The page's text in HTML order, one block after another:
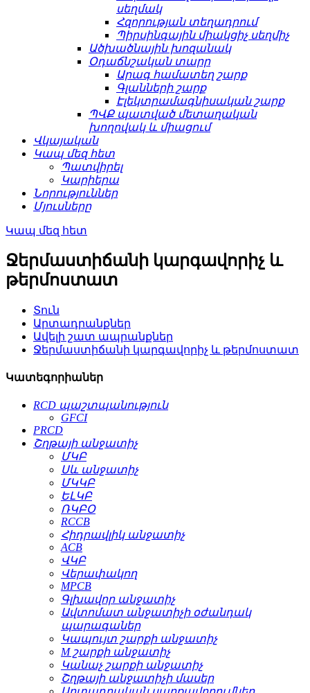
սեղմակ
Հզորության տեղադրում
Պիրսինգային միակցիչ սեղմիչ
Ածխածնային խոզանակ
Օդաճնշական տարր
Արագ համատեղ շարք
Գլանների շարք
Էլեկտրամագնիսական շարք
ՊՎՔ պատված մետաղական
խողովակ և միացում
Վկայական
Կապ մեզ հետ
Պատվիրել
Կարիերա
Նորություններ
Մյուսները
Կապ մեզ հետ
Ջերմաստիճանի կարգավորիչ և
թերմոստատ
Տուն
Արտադրանքներ
Ավելի շատ ապրանքներ
Ջերմաստիճանի կարգավորիչ և թերմոստատ
Կատեգորիաներ
RCD պաշտպանություն
GFCI
PRCD
Շղթայի անջատիչ
ՄԿԲ
Սև անջատիչ
ՄԿԿԲ
ԵԼԿԲ
ՌԿԲՕ
RCCB
Հիդրավլիկ անջատիչ
ACB
ՎԿԲ
Վերափակող
MPCB
Գլխավոր անջատիչ
Ավտոմատ անջատիչի օժանդակ
պարագաներ
Կապույտ շարքի անջատիչ
M շարքի անջատիչ
Կանաչ շարքի անջատիչ
Շղթայի անջատիչի մասեր